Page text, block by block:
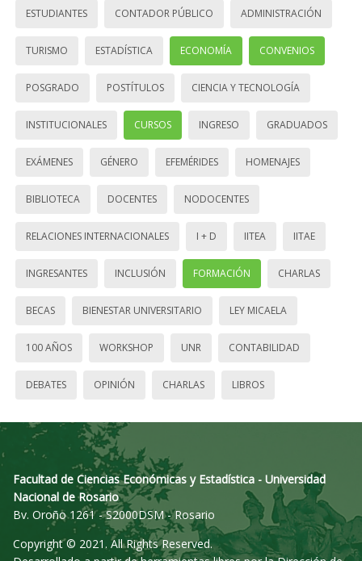
ESTUDIANTES CONTADOR PÚBLICO ADMINISTRACIÓN
TURISMO ESTADÍSTICA ECONOMÍA CONVENIOS
POSGRADO POSTÍTULOS CIENCIA Y TECNOLOGÍA
INSTITUCIONALES CURSOS INGRESO GRADUADOS
EXÁMENES GÉNERO EFEMÉRIDES HOMENAJES
BIBLIOTECA DOCENTES NODOCENTES
RELACIONES INTERNACIONALES I + D IITEA IITAE
INGRESANTES INCLUSIÓN FORMACIÓN CHARLAS
BECAS BIENESTAR UNIVERSITARIO LEY MICAELA
100 AÑOS WORKSHOP UNR CONTABILIDAD
DEBATES OPINIÓN CHARLAS LIBROS
Facultad de Ciencias Económicas y Estadística - Universidad
Nacional de Rosario
Bv. Oroño 1261 - S2000DSM - Rosario
Copyright © 2021. All Rights Reserved.